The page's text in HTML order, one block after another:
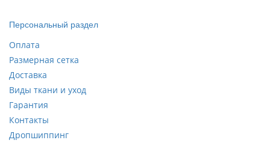
Персональный раздел
Оплата
Размерная сетка
Доставка
Виды ткани и уход
Гарантия
Контакты
Дропшиппинг